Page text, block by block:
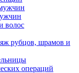
волос
рубцов, шрамов и
операций